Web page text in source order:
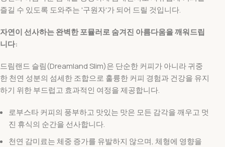
즐길 수 있도록 도와주는 '구원자'가 되어 드릴 것입니다.
자연이 선사하는 완벽한 포뮬러로 숨겨진 아름다움을 깨워드립
니다:
드림랜드 슬림(Dreamland Slim)은 단순한 커피가 아니라 귀중
한 천연 성분의 섬세한 조합으로 훌륭한 커피 경험과 건강을 유지
하기 위한 부드럽고 효과적인 여정을 제공합니다.
로부스타 커피의 풍부하고 맛있는 맛은 모든 감각을 깨우고 멋
진 휴식의 순간을 선사합니다.
천연 감미료는 체중 증가를 유발하지 않으며, 체형에 영향을